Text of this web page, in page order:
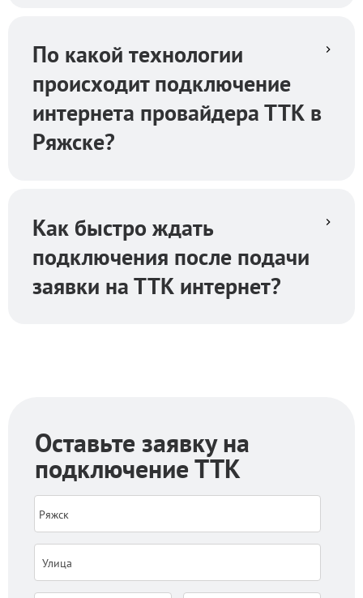
По какой технологии
происходит подключение
интернета провайдера ТТК в
Ряжске?
Как быстро ждать
подключения после подачи
заявки на ТТК интернет?
Оставьте заявку на
подключение ТТК